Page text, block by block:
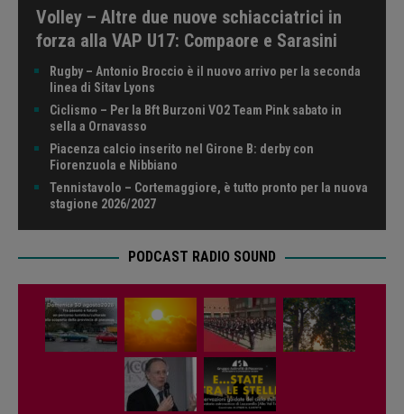
Volley – Altre due nuove schiacciatrici in
forza alla VAP U17: Compaore e Sarasini
Rugby – Antonio Broccio è il nuovo arrivo per la seconda
linea di Sitav Lyons
Ciclismo – Per la Bft Burzoni VO2 Team Pink sabato in
sella a Ornavasso
Piacenza calcio inserito nel Girone B: derby con
Fiorenzuola e Nibbiano
Tennistavolo – Cortemaggiore, è tutto pronto per la nuova
stagione 2026/2027
PODCAST RADIO SOUND